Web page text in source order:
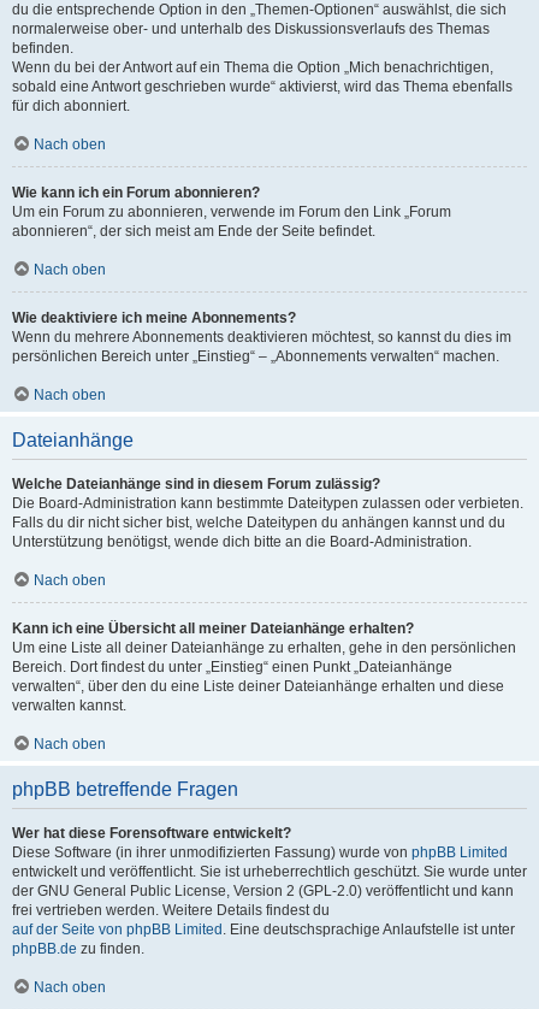
du die entsprechende Option in den „Themen-Optionen“ auswählst, die sich
normalerweise ober- und unterhalb des Diskussionsverlaufs des Themas
befinden.
Wenn du bei der Antwort auf ein Thema die Option „Mich benachrichtigen,
sobald eine Antwort geschrieben wurde“ aktivierst, wird das Thema ebenfalls
für dich abonniert.
Nach oben
Wie kann ich ein Forum abonnieren?
Um ein Forum zu abonnieren, verwende im Forum den Link „Forum
abonnieren“, der sich meist am Ende der Seite befindet.
Nach oben
Wie deaktiviere ich meine Abonnements?
Wenn du mehrere Abonnements deaktivieren möchtest, so kannst du dies im
persönlichen Bereich unter „Einstieg“ – „Abonnements verwalten“ machen.
Nach oben
Dateianhänge
Welche Dateianhänge sind in diesem Forum zulässig?
Die Board-Administration kann bestimmte Dateitypen zulassen oder verbieten.
Falls du dir nicht sicher bist, welche Dateitypen du anhängen kannst und du
Unterstützung benötigst, wende dich bitte an die Board-Administration.
Nach oben
Kann ich eine Übersicht all meiner Dateianhänge erhalten?
Um eine Liste all deiner Dateianhänge zu erhalten, gehe in den persönlichen
Bereich. Dort findest du unter „Einstieg“ einen Punkt „Dateianhänge
verwalten“, über den du eine Liste deiner Dateianhänge erhalten und diese
verwalten kannst.
Nach oben
phpBB betreffende Fragen
Wer hat diese Forensoftware entwickelt?
Diese Software (in ihrer unmodifizierten Fassung) wurde von phpBB Limited
entwickelt und veröffentlicht. Sie ist urheberrechtlich geschützt. Sie wurde unter
der GNU General Public License, Version 2 (GPL-2.0) veröffentlicht und kann
frei vertrieben werden. Weitere Details findest du
auf der Seite von phpBB Limited . Eine deutschsprachige Anlaufstelle ist unter
phpBB.de zu finden.
Nach oben